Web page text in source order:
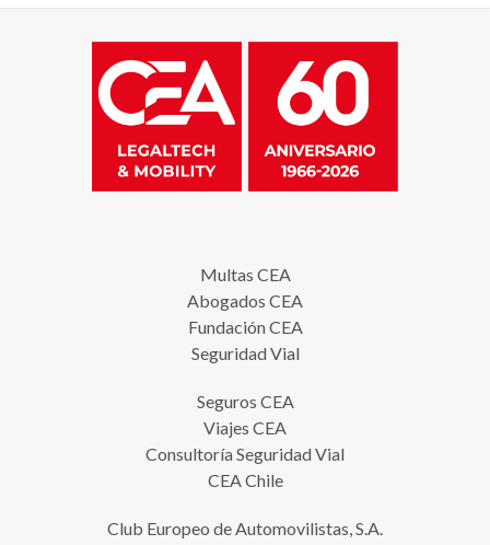
Multas CEA
Abogados CEA
Fundación CEA
Seguridad Vial
Seguros CEA
Viajes CEA
Consultoría Seguridad Vial
CEA Chile
Club Europeo de Automovilistas, S.A.